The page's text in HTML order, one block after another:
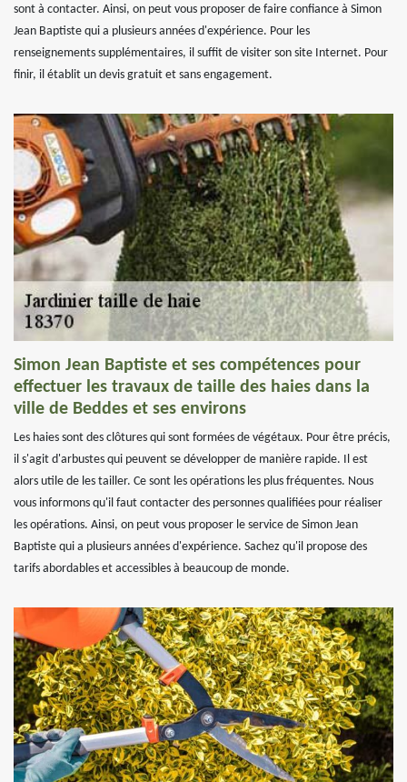
sont à contacter. Ainsi, on peut vous proposer de faire confiance à Simon
Jean Baptiste qui a plusieurs années d'expérience. Pour les
renseignements supplémentaires, il suffit de visiter son site Internet. Pour
finir, il établit un devis gratuit et sans engagement.
Simon Jean Baptiste et ses compétences pour
effectuer les travaux de taille des haies dans la
ville de Beddes et ses environs
Les haies sont des clôtures qui sont formées de végétaux. Pour être précis,
il s'agit d'arbustes qui peuvent se développer de manière rapide. Il est
alors utile de les tailler. Ce sont les opérations les plus fréquentes. Nous
vous informons qu'il faut contacter des personnes qualifiées pour réaliser
les opérations. Ainsi, on peut vous proposer le service de Simon Jean
Baptiste qui a plusieurs années d'expérience. Sachez qu'il propose des
tarifs abordables et accessibles à beaucoup de monde.